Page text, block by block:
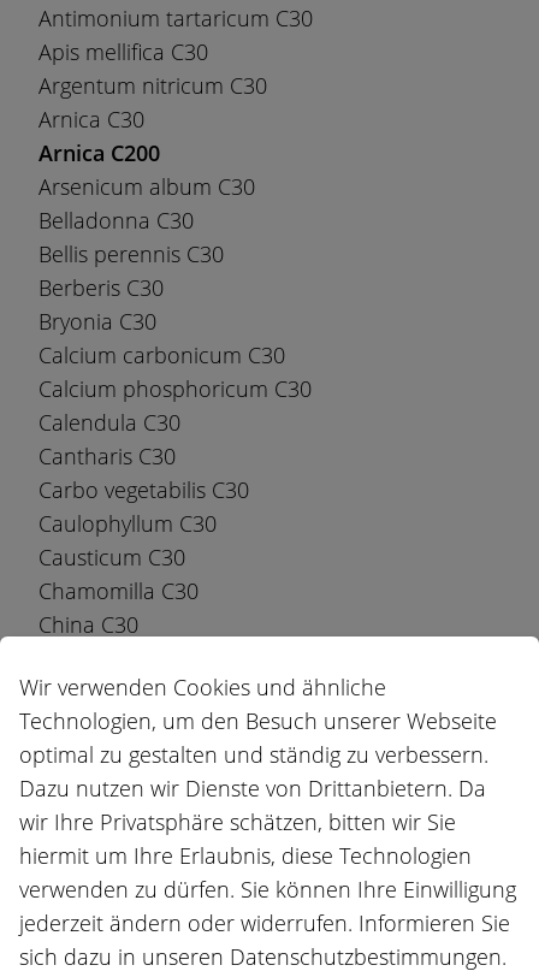
Antimonium tartaricum C30
Apis mellifica C30
Argentum nitricum C30
Arnica C30
Arnica C200
Arsenicum album C30
Belladonna C30
Bellis perennis C30
Berberis C30
Bryonia C30
Calcium carbonicum C30
Calcium phosphoricum C30
Calendula C30
Cantharis C30
Carbo vegetabilis C30
Caulophyllum C30
Causticum C30
Chamomilla C30
China C30
Cocculus C30
Coffea C30
Colocynthis C30
Conium C30
Drosera C30
Dulcamara C30
Echinacea C30
Euphrasia C30
Ferrum phosphoricum C30
Wir verwenden Cookies und ähnliche
Technologien, um den Besuch unserer Webseite
optimal zu gestalten und ständig zu verbessern.
Dazu nutzen wir Dienste von Drittanbietern. Da
wir Ihre Privatsphäre schätzen, bitten wir Sie
hiermit um Ihre Erlaubnis, diese Technologien
verwenden zu dürfen. Sie können Ihre Einwilligung
jederzeit ändern oder widerrufen. Informieren Sie
sich dazu in unseren Datenschutzbestimmungen.